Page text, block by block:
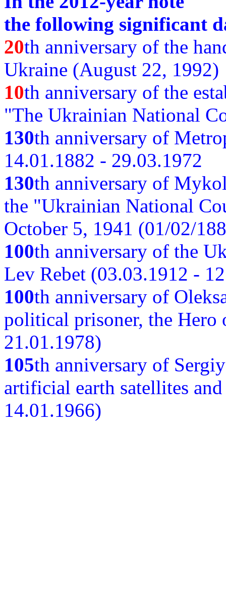
the following significant
20th anniversary of the
Ukraine (August 22, 1992)
10th anniversary of the
"The Ukrainian National
130th anniversary of
14.01.1882 - 29.03.1972
130th anniversary of
the "Ukrainian National
October 5, 1941 (01/02/
100th anniversary of the
Lev Rebet (03.03.1912 -
100th anniversary of
political prisoner, the
21.01.1978)
105th anniversary of
artificial earth satellites
14.01.1966)